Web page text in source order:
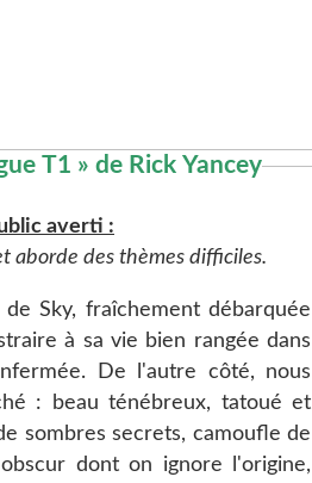
averti :
aborde des thèmes difficiles.
Sky, fraîchement débarquée
à sa vie bien rangée dans
De l'autre côté, nous
: beau ténébreux, tatoué et
sombres secrets, camoufle de
dont on ignore l'origine,